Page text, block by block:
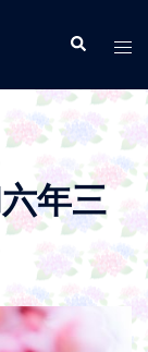
検
ト
ル
ニ
ュ
年三